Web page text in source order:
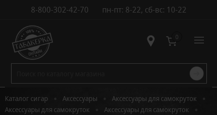
8-800-302-42-70 пн-пт: 8-22, сб-вс: 10-22
Контакты 0
Каталог сигар Аксессуары Аксессуары для самокруток
Аксессуары для самокруток Аксессуары для самокруток